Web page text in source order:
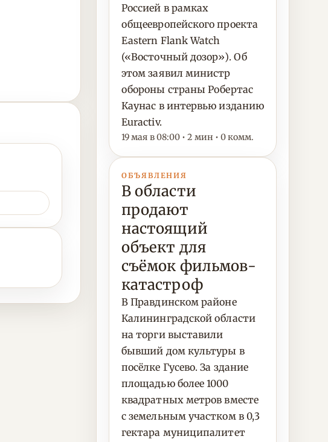
Россией в рамках
общеевропейского проекта
Eastern Flank Watch
(«Восточный дозор»). Об
этом заявил министр
обороны страны Робертас
Каунас в интервью изданию
Euractiv.
19 мая в 08:00 • 2 мин • 0 комм.
ОБЪЯВЛЕНИЯ
В области
продают
настоящий
объект для
съёмок фильмов-
катастроф
В Правдинском районе
Калининградской области
на торги выставили
бывший дом культуры в
посёлке Гусево. За здание
площадью более 1000
квадратных метров вместе
с земельным участком в 0,3
гектара муниципалитет